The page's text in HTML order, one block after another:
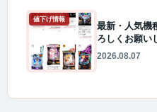
値下げ情報
最新・人気機
ろしくお願い
2026.08.07